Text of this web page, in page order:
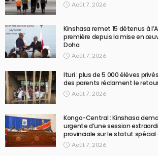
Août 7, 2026
Kinshasa remet 15 détenus à
première depuis la mise en
Doha
Août 7, 2026
Ituri : plus de 5 000 élèves
des parents réclament le
Août 7, 2026
Kongo-Central : Kinshasa
urgente d’une session
provinciale sur le statut spécial
Août 7, 2026